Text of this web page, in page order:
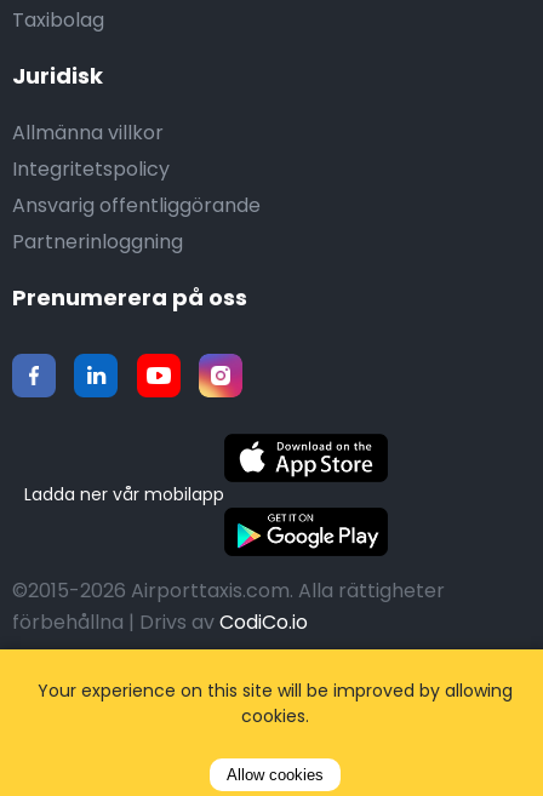
Taxibolag
Juridisk
Allmänna villkor
Integritetspolicy
Ansvarig offentliggörande
Partnerinloggning
Prenumerera på oss
Ladda ner vår mobilapp
©2015-2026 Airporttaxis.com. Alla rättigheter
förbehållna | Drivs avCodiCo.io
Your experience on this site will be improved by allowing
cookies.
Allow cookies